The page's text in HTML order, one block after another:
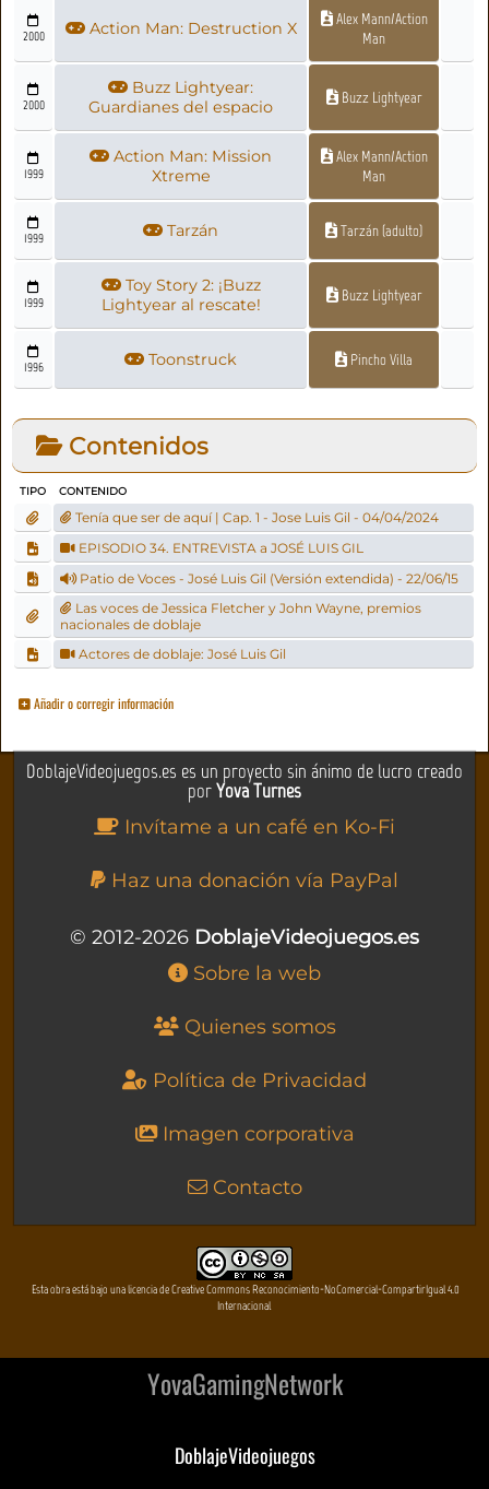
2000 Action Man: Destruction X
Alex Mann/Action
Man
2000
Buzz Lightyear:
Guardianes del espacio
Buzz Lightyear
1999
Action Man: Mission
Xtreme
Alex Mann/Action
Man
1999 Tarzán Tarzán (adulto)
1999
Toy Story 2: ¡Buzz
Lightyear al rescate!
Buzz Lightyear
1996 Toonstruck Pincho Villa
Contenidos
TIPO CONTENIDO
Tenía que ser de aquí | Cap. 1 - Jose Luis Gil - 04/04/2024
EPISODIO 34. ENTREVISTA a JOSÉ LUIS GIL
Patio de Voces - José Luis Gil (Versión extendida) - 22/06/15
Las voces de Jessica Fletcher y John Wayne, premios
nacionales de doblaje
Actores de doblaje: José Luis Gil
Añadir o corregir información
DoblajeVideojuegos.es es un proyecto sin ánimo de lucro creado
porYova Turnes
Invítame a un café en Ko-Fi
Haz una donación vía PayPal
© 2012-2026 DoblajeVideojuegos.es
Sobre la web
Quienes somos
Política de Privacidad
Imagen corporativa
Contacto
Esta obra está bajo una licencia de Creative Commons Reconocimiento-NoComercial-CompartirIgual 4.0
Internacional
YovaGamingNetwork
DoblajeVideojuegos